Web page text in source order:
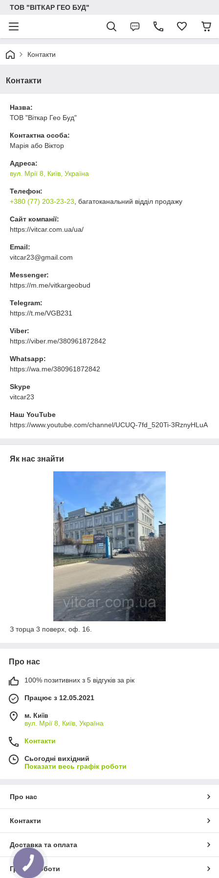
ТОВ "ВІТКАР ГЕО БУД"
Контакти
Контакти
Назва:
ТОВ "Віткар Гео Буд"
Контактна особа:
Марія або Віктор
Адреса:
вул. Мрії 8, Київ, Україна
Телефон:
+380 (77) 203-23-23 , багатоканальний відділ продажу
Сайт компанії:
https://vitcar.com.ua/ua/
Email:
vitcar23@gmail.com
Messenger:
https://m.me/vitkargeobud
Telegram:
https://t.me/VGB231
Viber:
https://viber.me/380961872842
Whatsapp:
https://wa.me/380961872842
Skype
vitcar23
Наш YouTube
https://www.youtube.com/channel/UCUQ-7fd_520Ti-3RznyHLuA
Як нас знайти
З торца 3 поверх, оф. 16.
Про нас
100% позитивних з 5 відгуків за рік
Працює з 12.05.2021
м. Київ
вул. Мрії 8, Київ, Україна
Контакти
Сьогодні вихідний
Показати весь графік роботи
Про нас
Контакти
Доставка та оплата
Графік роботи